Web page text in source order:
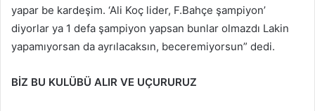
yapar be kardeşim. ‘Ali Koç lider, F.Bahçe şampiyon’
diyorlar ya 1 defa şampiyon yapsan bunlar olmazdı Lakin
yapamıyorsan da ayrılacaksın, beceremiyorsun” dedi.
BİZ BU KULÜBÜ ALIR VE UÇURURUZ